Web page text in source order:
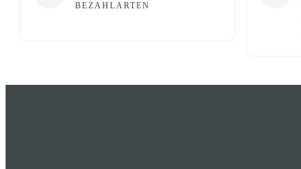
BEZAHLARTEN